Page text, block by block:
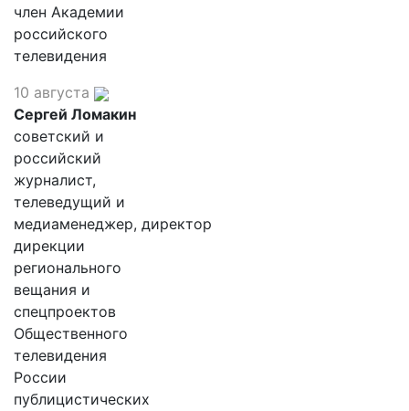
член Академии
российского
телевидения
10 августа
Сергей Ломакин
советский и
российский
журналист,
телеведущий и
медиаменеджер, директор
дирекции
регионального
вещания и
спецпроектов
Общественного
телевидения
России
публицистических